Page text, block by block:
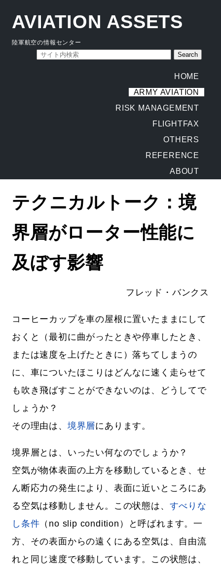
AVIATION ASSETS
陸軍航空の情報センター
HOME
ARMY AVIATION
RISK MANAGEMENT
FLIGHTFAX
OTHERS
REFERENCE
ABOUT
テクニカルトーク：境
界層がローター性能に
及ぼす影響
フレッド・バンクス
コーヒーカップを車の屋根に置いたままにして
おくと（最初に曲がったときや停車したとき、
または速度を上げたときに）落ちてしまうの
に、車についたほこりはどんなに速く走らせて
も吹き飛ばすことができないのは、どうしてで
しょうか？
その理由は、 境界層にあります。
境界層とは、いったい何なのでしょうか？
空気が物体表面の上方を移動しているとき、せ
ん断応力の発生により、表面に近いところにあ
る空気は移動しません。この状態は、 すべりな
し条件 （no slip condition）と呼ばれます。一
方、その表面からの遠くにある空気は、自由流
れと同じ速度で移動しています。この状態は、